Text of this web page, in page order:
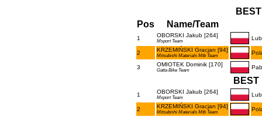
Pos
Name/Team
1 OBORSKI Jakub [264]
Msport Team
2 KRZEMIŃSKI Gracjan [94]
Mitsubishi Materials Mtb Team
3 OMIOTEK Dominik [170]
Gatta Bike Team
BEST
1 OBORSKI Jakub [264]
Msport Team
2 KRZEMIŃSKI Gracjan [94]
Mitsubishi Materials Mtb Team